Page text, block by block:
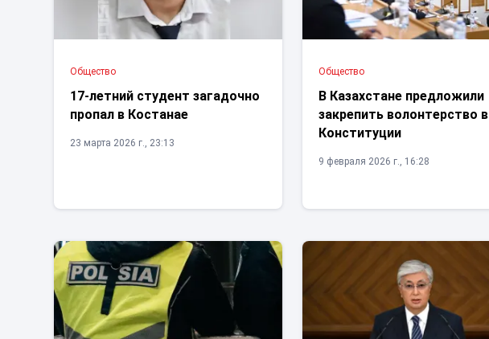
Общество
17-летний студент загадочно
пропал в Костанае
23 марта 2026 г., 23:13
Общество
В Казахстане предложили
закрепить волонтерство в
Конституции
9 февраля 2026 г., 16:28